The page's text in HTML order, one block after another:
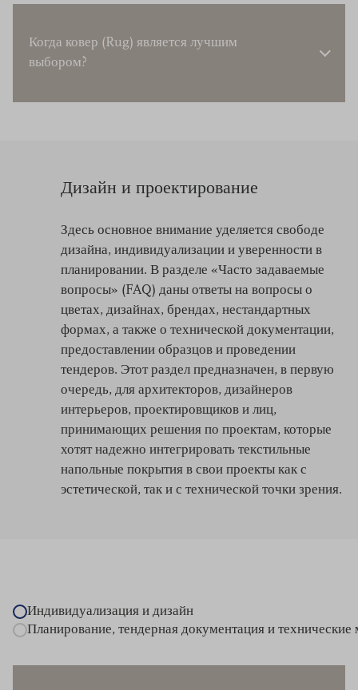
Когда ковер (Rug) является лучшим
выбором?
Дизайн и проектирование
Здесь основное внимание уделяется свободе
дизайна, индивидуализации и уверенности в
планировании. В разделе «Часто задаваемые
вопросы» (FAQ) даны ответы на вопросы о
цветах, дизайнах, брендах, нестандартных
формах, а также о технической документации,
предоставлении образцов и проведении
тендеров. Этот раздел предназначен, в первую
очередь, для архитекторов, дизайнеров
интерьеров, проектировщиков и лиц,
принимающих решения по проектам, которые
хотят надежно интегрировать текстильные
напольные покрытия в свои проекты как с
эстетической, так и с технической точки зрения.
Индивидуализация и дизайн
Планирование, тендерная документация и технические